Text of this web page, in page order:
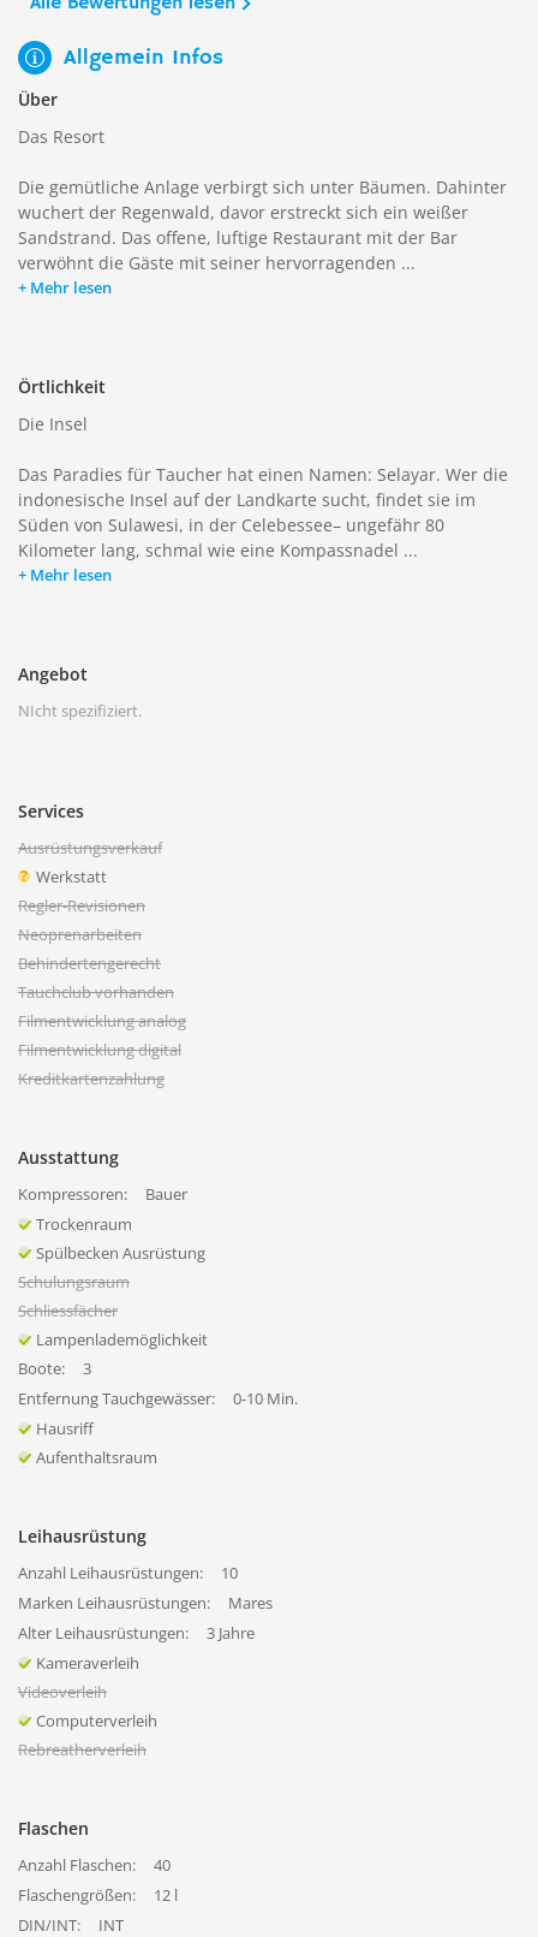
Allgemein Infos
Über
Das Resort
Die gemütliche Anlage verbirgt sich unter Bäumen. Dahinter
wuchert der Regenwald, davor erstreckt sich ein weißer
Sandstrand. Das offene, luftige Restaurant mit der Bar
verwöhnt die Gäste mit seiner hervorragenden ...
Mehr lesen
Örtlichkeit
Die Insel
Das Paradies für Taucher hat einen Namen: Selayar. Wer die
indonesische Insel auf der Landkarte sucht, findet sie im
Süden von Sulawesi, in der Celebessee– ungefähr 80
Kilometer lang, schmal wie eine Kompassnadel ...
Mehr lesen
Angebot
NIcht spezifiziert.
Services
Ausrüstungsverkauf
Werkstatt
Regler-Revisionen
Neoprenarbeiten
Behindertengerecht
Tauchclub vorhanden
Filmentwicklung analog
Filmentwicklung digital
Kreditkartenzahlung
Ausstattung
Kompressoren:
Bauer
Trockenraum
Spülbecken Ausrüstung
Schulungsraum
Schliessfächer
Lampenlademöglichkeit
Boote:
3
Entfernung Tauchgewässer:
0-10 Min.
Hausriff
Aufenthaltsraum
Leihausrüstung
Anzahl Leihausrüstungen:
10
Marken Leihausrüstungen:
Mares
Alter Leihausrüstungen:
3 Jahre
Kameraverleih
Videoverleih
Computerverleih
Rebreatherverleih
Flaschen
Anzahl Flaschen:
40
Flaschengrößen:
12 l
DIN/INT:
INT